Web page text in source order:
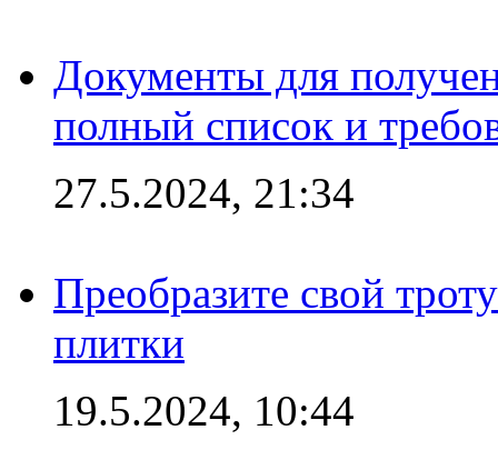
Документы для
полный список и
27.5.2024, 21:34
Преобразите свой
плитки
19.5.2024, 10:44